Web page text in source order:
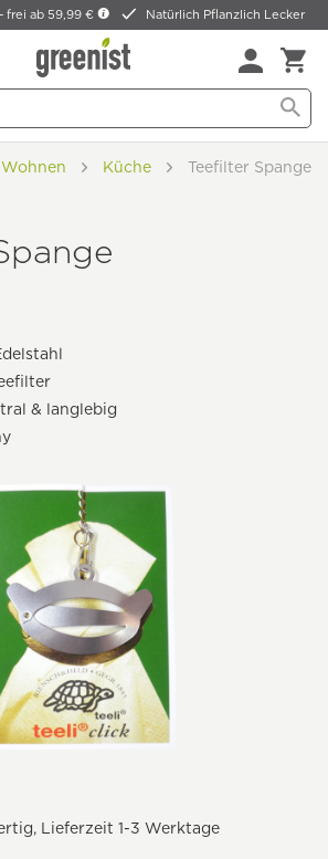
-frei ab 59,99 € Natürlich Pflanzlich Lecker
Küche Teefilter Spange
& langlebig
Lieferzeit 1-3 Werktage